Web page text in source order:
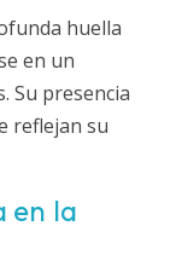
huella
en un
Su presencia
reflejan su
en la